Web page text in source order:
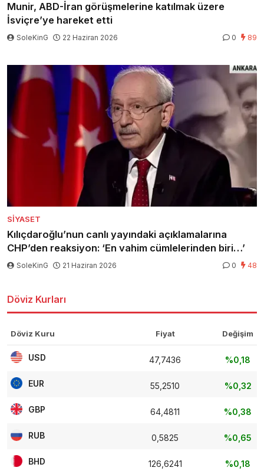
Munir, ABD-İran görüşmelerine katılmak üzere
İsviçre’ye hareket etti
SoleKinG 22 Haziran 2026 0 89
SIYASET
Kılıçdaroğlu’nun canlı yayındaki açıklamalarına
CHP’den reaksiyon: ‘En vahim cümlelerinden biri…’
SoleKinG 21 Haziran 2026 0 48
Döviz Kurları
Döviz Kuru Fiyat Değişim
USD 47,7436 %0,18
EUR 55,2510 %0,32
GBP 64,4811 %0,38
RUB 0,5825 %0,65
BHD 126,6241 %0,18